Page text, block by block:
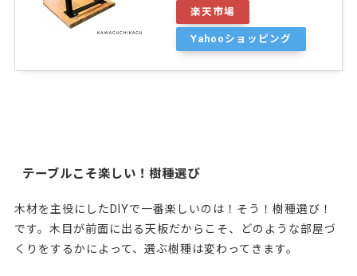
楽天市場
Yahooショッピング
テーブルこそ楽しい！樹種選び
木材を主役にしたDIYで一番楽しいのは！そう！樹種選び！
です。木目が前面に出る天板だからこそ、どのような部屋づ
くりをするかによって、選ぶ樹種は変わってきます。